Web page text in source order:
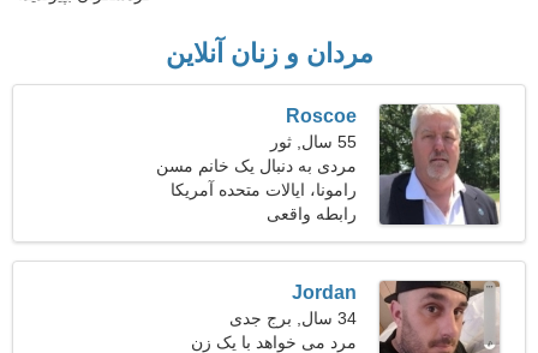
مردان و زنان آنلاین
Roscoe
55 سال, ثور
مردی به دنبال یک خانم مسن
45-50
رامونا، ایالات متحده آمریکا
رابطه واقعی
Jordan
34 سال, برج جدی
مرد می خواهد با یک زن